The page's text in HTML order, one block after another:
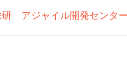
研 アジャイル開発センター